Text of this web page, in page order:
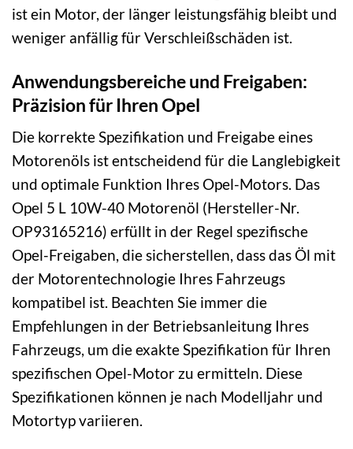
ist ein Motor, der länger leistungsfähig bleibt und
weniger anfällig für Verschleißschäden ist.
Anwendungsbereiche und Freigaben:
Präzision für Ihren Opel
Die korrekte Spezifikation und Freigabe eines
Motorenöls ist entscheidend für die Langlebigkeit
und optimale Funktion Ihres Opel-Motors. Das
Opel 5 L 10W-40 Motorenöl (Hersteller-Nr.
OP93165216) erfüllt in der Regel spezifische
Opel-Freigaben, die sicherstellen, dass das Öl mit
der Motorentechnologie Ihres Fahrzeugs
kompatibel ist. Beachten Sie immer die
Empfehlungen in der Betriebsanleitung Ihres
Fahrzeugs, um die exakte Spezifikation für Ihren
spezifischen Opel-Motor zu ermitteln. Diese
Spezifikationen können je nach Modelljahr und
Motortyp variieren.